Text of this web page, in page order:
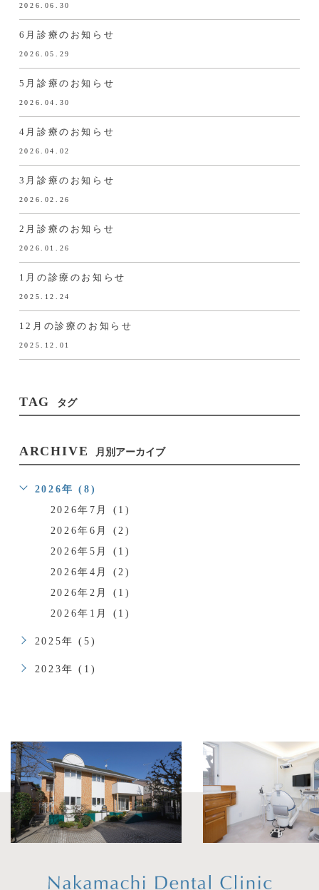
2026.06.30
6月診療のお知らせ
2026.05.29
5月診療のお知らせ
2026.04.30
4月診療のお知らせ
2026.04.02
3月診療のお知らせ
2026.02.26
2月診療のお知らせ
2026.01.26
1月の診療のお知らせ
2025.12.24
12月の診療のお知らせ
2025.12.01
TAG タグ
ARCHIVE 月別アーカイブ
2026年 (8)
2026年7月 (1)
2026年6月 (2)
2026年5月 (1)
2026年4月 (2)
2026年2月 (1)
2026年1月 (1)
2025年 (5)
2023年 (1)